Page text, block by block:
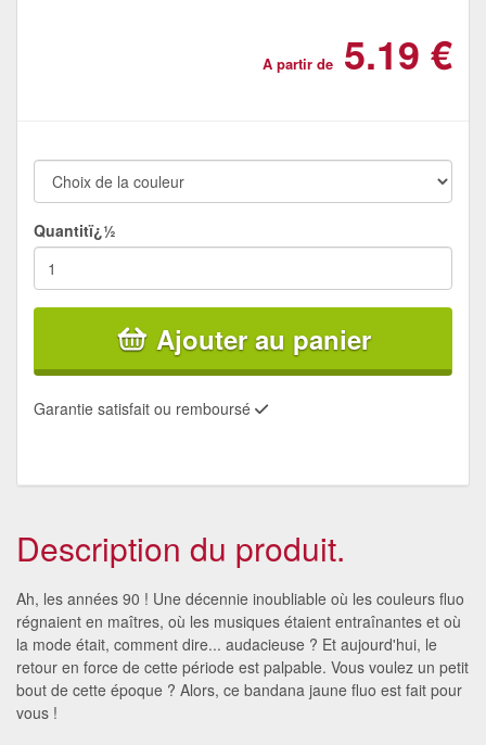
A partir de 5.19 €
Quantitï¿½
Ajouter au panier
Garantie satisfait ou remboursé
Description du produit.
Ah, les années 90 ! Une décennie inoubliable où les couleurs fluo
régnaient en maîtres, où les musiques étaient entraînantes et où
la mode était, comment dire... audacieuse ? Et aujourd'hui, le
retour en force de cette période est palpable. Vous voulez un petit
bout de cette époque ? Alors, ce bandana jaune fluo est fait pour
vous !